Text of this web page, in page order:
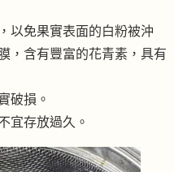
以免果實表面的白粉被沖
，含有豐富的花青素，具有
破損。
宜存放過久。